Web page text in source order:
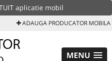
aplicatie mobil
ADAUGA PRODUCATOR MOBILA
MENU